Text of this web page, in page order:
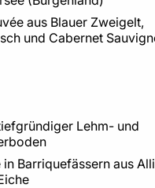
aus Blauer Zweigelt,
und Cabernet
Lehm- und
in Barriquefässern aus